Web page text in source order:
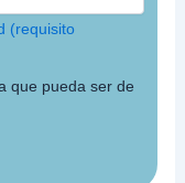
(requisito
que pueda ser de